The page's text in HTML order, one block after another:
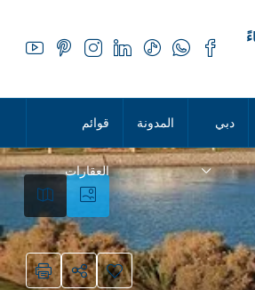
دبي المدونة قوائم
العقارات